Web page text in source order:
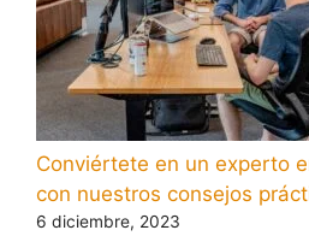
Conviértete en un experto
con nuestros consejos
6 diciembre, 2023